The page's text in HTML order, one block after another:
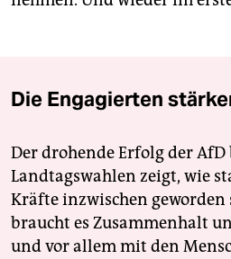
Die Engagierten
Der drohende Erfolg der
Landtagswahlen zeigt, wie
Kräfte inzwischen geworden
braucht es Zusammenhalt
und vor allem mit den